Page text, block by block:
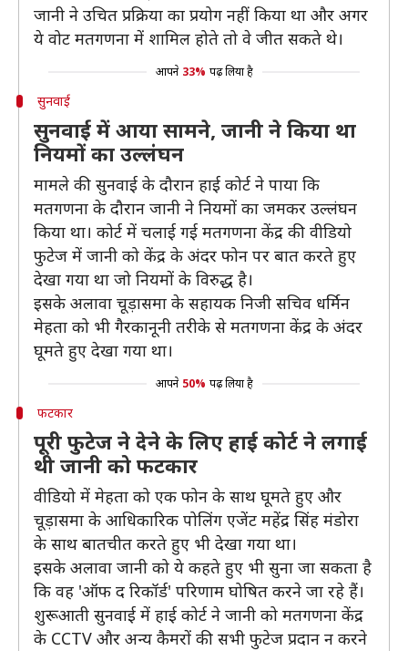
जानी ने उचित प्रक्रिया का प्रयोग नहीं किया था और अगर
ये वोट मतगणना में शामिल होते तो वे जीत सकते थे।
आपने 33% पढ़ लिया है
सुनवाई
सुनवाई में आया सामने, जानी ने किया था
नियमों का उल्लंघन
मामले की सुनवाई के दौरान हाई कोर्ट ने पाया कि
मतगणना के दौरान जानी ने नियमों का जमकर उल्लंघन
किया था। कोर्ट में चलाई गई मतगणना केंद्र की वीडियो
फुटेज में जानी को केंद्र के अंदर फोन पर बात करते हुए
देखा गया था जो नियमों के विरुद्ध है।
इसके अलावा चूड़ासमा के सहायक निजी सचिव धर्मिन
मेहता को भी गैरकानूनी तरीके से मतगणना केंद्र के अंदर
घूमते हुए देखा गया था।
आपने 50% पढ़ लिया है
फटकार
पूरी फुटेज ने देने के लिए हाई कोर्ट ने लगाई
थी जानी को फटकार
वीडियो में मेहता को एक फोन के साथ घूमते हुए और
चूड़ासमा के आधिकारिक पोलिंग एजेंट महेंद्र सिंह मंडोरा
के साथ बातचीत करते हुए भी देखा गया था।
इसके अलावा जानी को ये कहते हुए भी सुना जा सकता है
कि वह 'ऑफ द रिकॉर्ड' परिणाम घोषित करने जा रहे हैं।
शुरूआती सुनवाई में हाई कोर्ट ने जानी को मतगणना केंद्र
के CCTV और अन्य कैमरों की सभी फुटेज प्रदान न करने